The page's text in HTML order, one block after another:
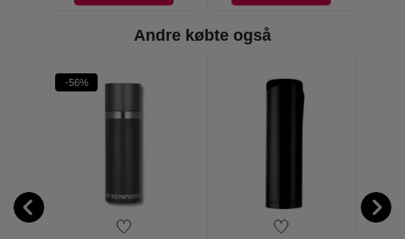
Andre købte også
-56%